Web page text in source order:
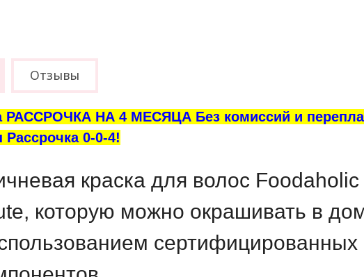
Отзывы
РАССРОЧКА НА 4 МЕСЯЦА Без комиссий и
0-0-4!
краска для волос
которую можно окрашивать в
сертифицированных